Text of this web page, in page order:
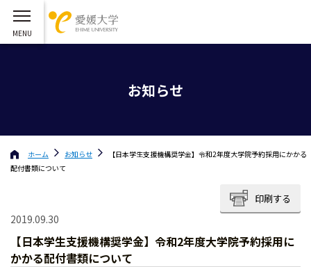
お知らせ
ホーム お知らせ
【日本学生支援機構奨学金】令和2年度大学院予約採用にかかる
配付書類について
印刷する
2019.09.30
【日本学生支援機構奨学金】令和2年度大学院予約採用に
かかる配付書類について